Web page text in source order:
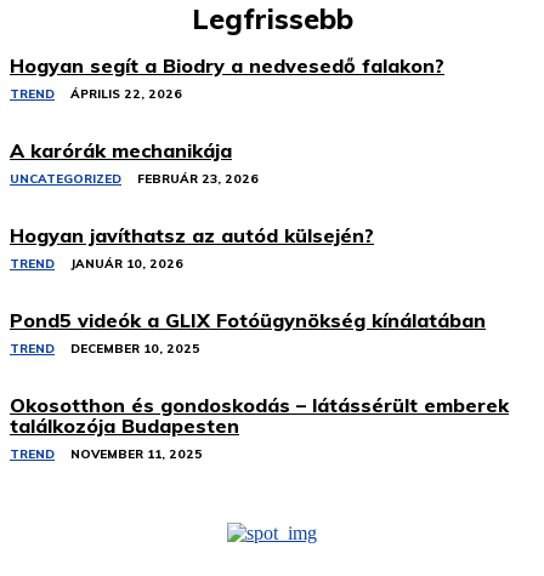
Legfrissebb
Hogyan segít a Biodry a nedvesedő falakon?
TREND ÁPRILIS 22, 2026
A karórák mechanikája
UNCATEGORIZED FEBRUÁR 23, 2026
Hogyan javíthatsz az autód külsején?
TREND JANUÁR 10, 2026
Pond5 videók a GLIX Fotóügynökség kínálatában
TREND DECEMBER 10, 2025
Okosotthon és gondoskodás – látássérült emberek
találkozója Budapesten
TREND NOVEMBER 11, 2025